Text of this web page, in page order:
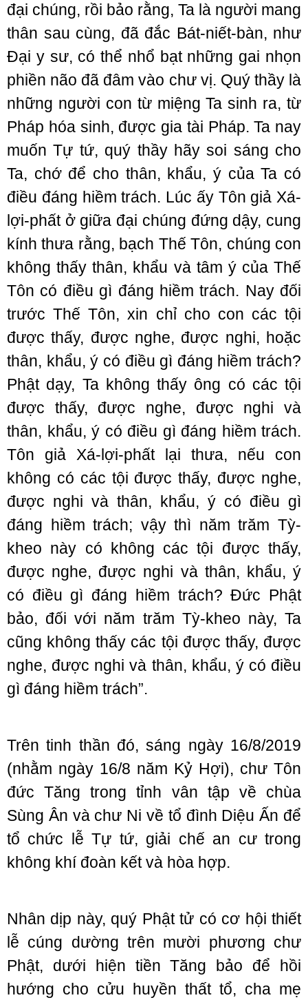
đại chúng, rồi bảo rằng, Ta là người mang
thân sau cùng, đã đắc Bát-niết-bàn, như
Đại y sư, có thể nhổ bạt những gai nhọn
phiền não đã đâm vào chư vị. Quý thầy là
những người con từ miệng Ta sinh ra, từ
Pháp hóa sinh, được gia tài Pháp. Ta nay
muốn Tự tứ, quý thầy hãy soi sáng cho
Ta, chớ để cho thân, khẩu, ý của Ta có
điều đáng hiềm trách. Lúc ấy Tôn giả Xá-
lợi-phất ở giữa đại chúng đứng dậy, cung
kính thưa rằng, bạch Thế Tôn, chúng con
không thấy thân, khẩu và tâm ý của Thế
Tôn có điều gì đáng hiềm trách. Nay đối
trước Thế Tôn, xin chỉ cho con các tội
được thấy, được nghe, được nghi, hoặc
thân, khẩu, ý có điều gì đáng hiềm trách?
Phật dạy, Ta không thấy ông có các tội
được thấy, được nghe, được nghi và
thân, khẩu, ý có điều gì đáng hiềm trách.
Tôn giả Xá-lợi-phất lại thưa, nếu con
không có các tội được thấy, được nghe,
được nghi và thân, khẩu, ý có điều gì
đáng hiềm trách; vậy thì năm trăm Tỳ-
kheo này có không các tội được thấy,
được nghe, được nghi và thân, khẩu, ý
có điều gì đáng hiềm trách? Đức Phật
bảo, đối với năm trăm Tỳ-kheo này, Ta
cũng không thấy các tội được thấy, được
nghe, được nghi và thân, khẩu, ý có điều
gì đáng hiềm trách”.
Trên tinh thần đó, sáng ngày 16/8/2019
(nhằm ngày 16/8 năm Kỷ Hợi), chư Tôn
đức Tăng trong tỉnh vân tập về chùa
Sùng Ân và chư Ni về tổ đình Diệu Ấn để
tổ chức lễ Tự tứ, giải chế an cư trong
không khí đoàn kết và hòa hợp.
Nhân dịp này, quý Phật tử có cơ hội thiết
lễ cúng dường trên mười phương chư
Phật, dưới hiện tiền Tăng bảo để hồi
hướng cho cửu huyền thất tổ, cha mẹ